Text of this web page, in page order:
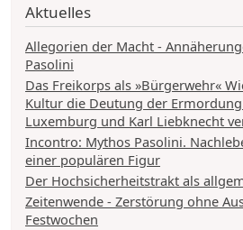
Aktuelles
Allegorien der Macht -
Pasolini
Das Freikorps als »Bürgerwehr«
Kultur die Deutung der Ermordung
Luxemburg und Karl Liebknecht
Incontro: Mythos Pasolini.
einer populären Figur
Der Hochsicherheitstrakt als
Zeitenwende - Zerstörung ohne
Festwochen